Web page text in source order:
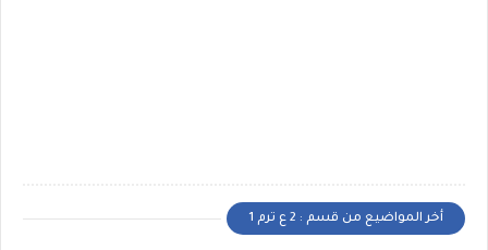
أخر المواضيع من قسم : 2 ع ترم 1